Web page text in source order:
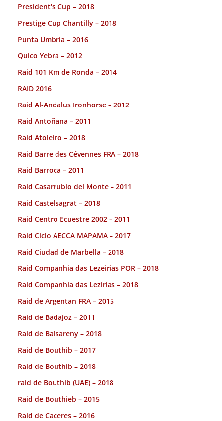
President's Cup – 2018
Prestige Cup Chantilly – 2018
Punta Umbria – 2016
Quico Yebra – 2012
Raid 101 Km de Ronda – 2014
RAID 2016
Raid Al-Andalus Ironhorse – 2012
Raid Antoñana – 2011
Raid Atoleiro – 2018
Raid Barre des Cévennes FRA – 2018
Raid Barroca – 2011
Raid Casarrubio del Monte – 2011
Raid Castelsagrat – 2018
Raid Centro Ecuestre 2002 – 2011
Raid Ciclo AECCA MAPAMA – 2017
Raid Ciudad de Marbella – 2018
Raid Companhia das Lezeirias POR – 2018
Raid Companhia das Lezirias – 2018
Raid de Argentan FRA – 2015
Raid de Badajoz – 2011
Raid de Balsareny – 2018
Raid de Bouthib – 2017
Raid de Bouthib – 2018
raid de Bouthib (UAE) – 2018
Raid de Bouthieb – 2015
Raid de Caceres – 2016